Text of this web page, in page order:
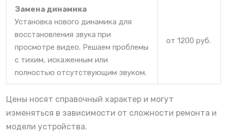
Замена динамика
Установка нового динамика для
восстановления звука при
просмотре видео. Решаем проблемы
с тихим, искаженным или
полностью отсутствующим звуком.
от 1200 руб.
Цены носят справочный характер и могут
изменяться в зависимости от сложности ремонта и
модели устройства.